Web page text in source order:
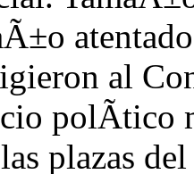
al
polÃ­tico
plazas